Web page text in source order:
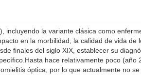
incluyendo la variante clásica como
en la morbilidad, la calidad de vida
finales del siglo XIX, establecer su
hace relativamente poco
óptica, por lo que actualmente no